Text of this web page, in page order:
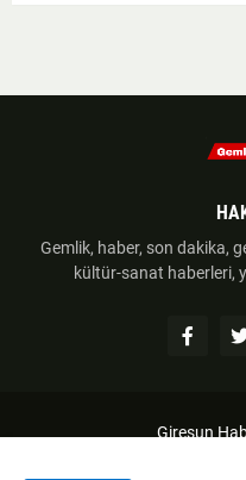
Gemlik, haber, son dakika,
kültür-sanat haberleri,
Giresun